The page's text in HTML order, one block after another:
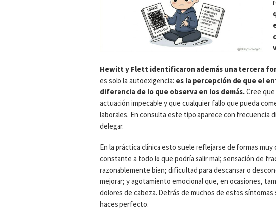
Hewitt y Flett identificaron además una tercera
es solo la autoexigencia: es la percepción de que el
diferencia de lo que observa en los demás.Cree
actuación impecable y que cualquier fallo que pueda
laborales. En consulta este tipo aparece con frecuencia
delegar.
En la práctica clínica esto suele reflejarse de formas
constante a todo lo que podría salir mal; sensación de
razonablemente bien; dificultad para descansar o
mejorar; y agotamiento emocional que, en ocasiones,
dolores de cabeza. Detrás de muchos de estos síntomas
haces perfecto.